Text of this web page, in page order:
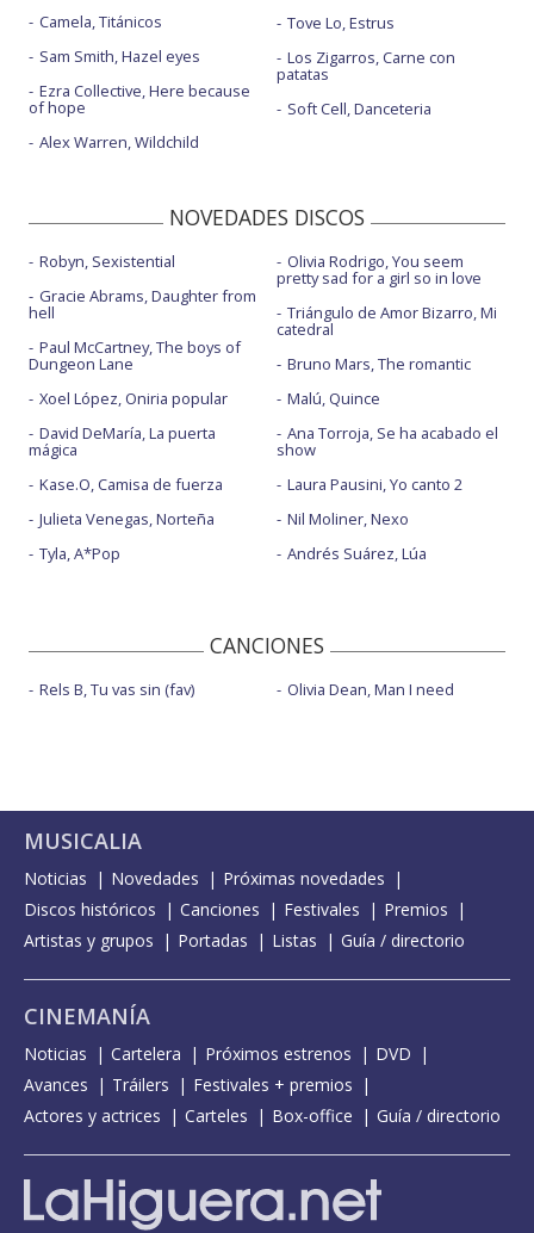
Camela, Titánicos
Sam Smith, Hazel eyes
Ezra Collective, Here because
of hope
Alex Warren, Wildchild
Tove Lo, Estrus
Los Zigarros, Carne con
patatas
Soft Cell, Danceteria
NOVEDADES DISCOS
Robyn, Sexistential
Gracie Abrams, Daughter from
hell
Paul McCartney, The boys of
Dungeon Lane
Xoel López, Oniria popular
David DeMaría, La puerta
mágica
Kase.O, Camisa de fuerza
Julieta Venegas, Norteña
Tyla, A*Pop
Olivia Rodrigo, You seem
pretty sad for a girl so in love
Triángulo de Amor Bizarro, Mi
catedral
Bruno Mars, The romantic
Malú, Quince
Ana Torroja, Se ha acabado el
show
Laura Pausini, Yo canto 2
Nil Moliner, Nexo
Andrés Suárez, Lúa
CANCIONES
Rels B, Tu vas sin (fav) Olivia Dean, Man I need
MUSICALIA
Noticias Novedades
Próximas novedades
Discos históricos
Canciones Festivales
Premios
Artistas y grupos
Portadas Listas Guía / directorio
CINEMANÍA
Noticias Cartelera Próximos estrenos
DVD
Avances
Tráilers
Festivales + premios
Actores y actrices
Carteles Box-office Guía / directorio